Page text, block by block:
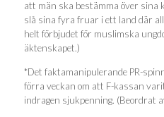
att män ska bestämma över
slå sina fyra fruar i ett land där
helt förbjudet för muslimska
äktenskapet.)
*Det faktamanipulerande PR-
förra veckan om att F-kassan
indragen sjukpenning. (Beordrat